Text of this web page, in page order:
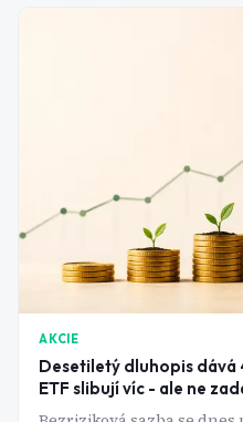
AKCIE
Desetiletý dluhopis dává
ETF slibují víc - ale ne